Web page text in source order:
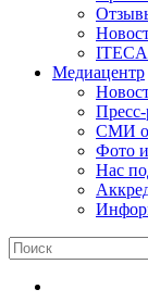
Медиацентр
СМИ
Фото
Нас